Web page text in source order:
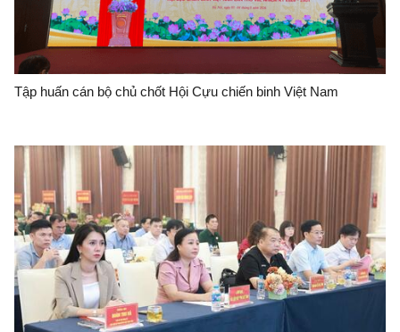
Tập huấn cán bộ chủ chốt Hội Cựu chiến binh Việt Nam